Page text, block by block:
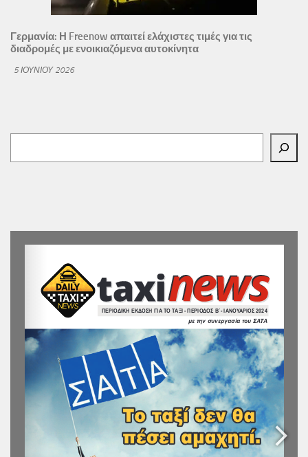
Γερμανία: Η Freenow απαιτεί ελάχιστες τιμές για τις
διαδρομές με ενοικιαζόμενα αυτοκίνητα
5 ΙΟΥΝΊΟΥ 2026